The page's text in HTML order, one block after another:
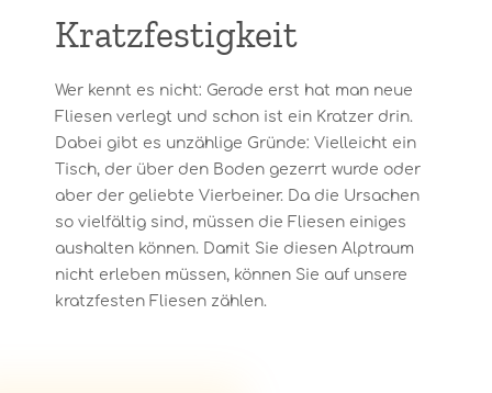
Kratzfestigkeit
Wer kennt es nicht: Gerade erst hat man neue
Fliesen verlegt und schon ist ein Kratzer drin.
Dabei gibt es unzählige Gründe: Vielleicht ein
Tisch, der über den Boden gezerrt wurde oder
aber der geliebte Vierbeiner. Da die Ursachen
so vielfältig sind, müssen die Fliesen einiges
aushalten können. Damit Sie diesen Alptraum
nicht erleben müssen, können Sie auf unsere
kratzfesten Fliesen zählen.